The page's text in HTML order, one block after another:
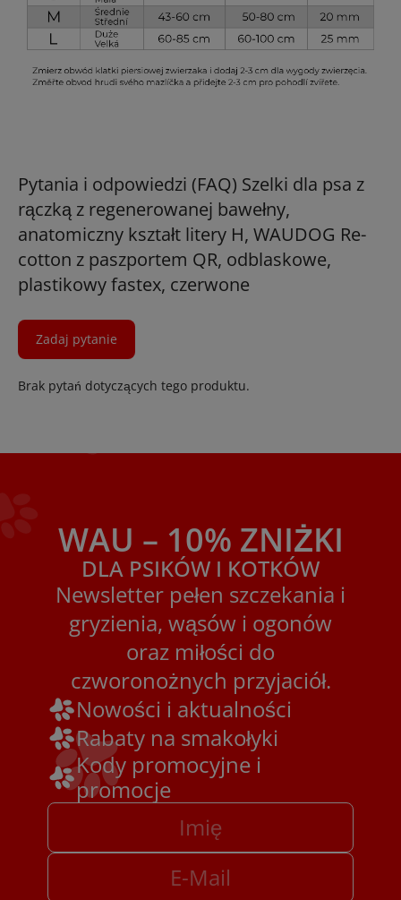
Pytania i odpowiedzi (FAQ) Szelki dla psa z
rączką z regenerowanej bawełny,
anatomiczny kształt litery H, WAUDOG Re-
cotton z paszportem QR, odblaskowe,
plastikowy fastex, czerwone
Zadaj pytanie
Brak pytań dotyczących tego produktu.
WAU – 10% ZNIŻKI
DLA PSIKÓW I KOTKÓW
Newsletter pełen szczekania i
gryzienia, wąsów i ogonów
oraz miłości do
czworonożnych przyjaciół.
Nowości i aktualności
Rabaty na smakołyki
Kody promocyjne i
promocje